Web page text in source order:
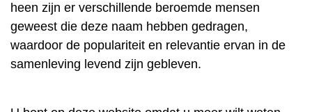
heen zijn er verschillende beroemde mensen
geweest die deze naam hebben gedragen,
waardoor de populariteit en relevantie ervan in de
samenleving levend zijn gebleven.